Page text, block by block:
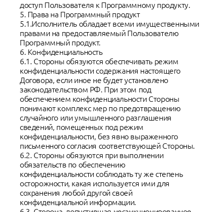
доступ Пользователя к Программному продукту.
5. Права на Программный продукт
5.1.Исполнитель обладает всеми имущественными
правами на предоставляемый Пользователю
Программный продукт.
6. Конфиденциальность
6.1. Стороны обязуются обеспечивать режим
конфиденциальности содержания настоящего
Договора, если иное не будет установлено
законодательством РФ. При этом под
обеспечением конфиденциальности Стороны
понимают комплекс мер по предотвращению
случайного или умышленного разглашения
сведений, помещенных под режим
конфиденциальности, без явно выраженного
письменного согласия соответствующей Стороны.
6.2. Стороны обязуются при выполнении
обязательств по обеспечению
конфиденциальности соблюдать ту же степень
осторожности, какая используется ими для
сохранения любой другой своей
конфиденциальной информации.